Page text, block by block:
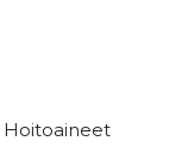
Hoitoaineet